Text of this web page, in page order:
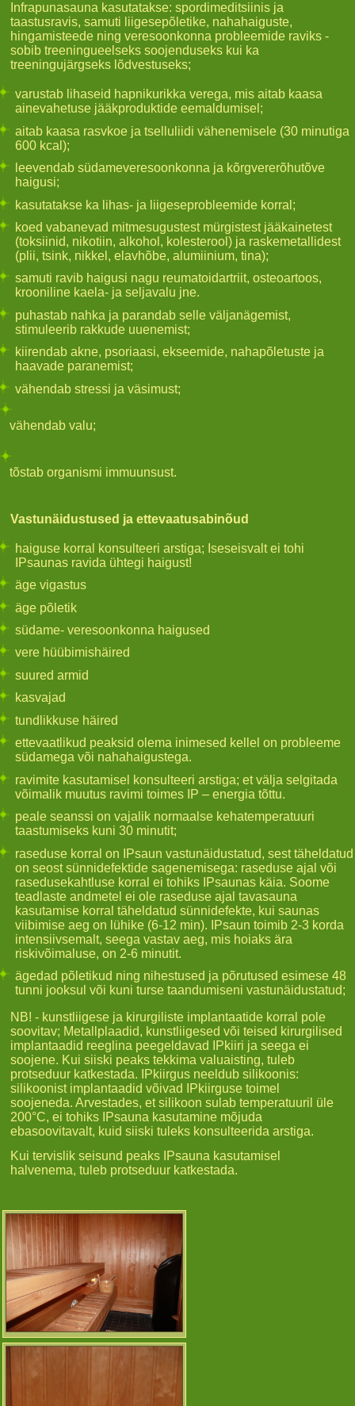
Infrapunasauna kasutatakse: spordimeditsiinis ja
taastusravis, samuti liigesepõletike, nahahaiguste,
hingamisteede ning veresoonkonna probleemide raviks -
sobib treeningueelseks soojenduseks kui ka
treeningujärgseks lõdvestuseks;
varustab lihaseid hapnikurikka verega, mis aitab kaasa
ainevahetuse jääkproduktide eemaldumisel;
aitab kaasa rasvkoe ja tselluliidi vähenemisele (30 minutiga
600 kcal);
leevendab südameveresoonkonna ja kõrgvererõhutõve
haigusi;
kasutatakse ka lihas- ja liigeseprobleemide korral;
koed vabanevad mitmesugustest mürgistest jääkainetest
(toksiinid, nikotiin, alkohol, kolesterool) ja raskemetallidest
(plii, tsink, nikkel, elavhõbe, alumiinium, tina);
samuti ravib haigusi nagu reumatoidartriit, osteoartoos,
krooniline kaela- ja seljavalu jne.
puhastab nahka ja parandab selle väljanägemist,
stimuleerib rakkude uuenemist;
kiirendab akne, psoriaasi, ekseemide, nahapõletuste ja
haavade paranemist;
vähendab stressi ja väsimust;
vähendab valu;
tõstab organismi immuunsust.
Vastunäidustused ja ettevaatusabinõud
haiguse korral konsulteeri arstiga; Iseseisvalt ei tohi
IPsaunas ravida ühtegi haigust!
äge vigastus
äge põletik
südame- veresoonkonna haigused
vere hüübimishäired
suured armid
kasvajad
tundlikkuse häired
ettevaatlikud peaksid olema inimesed kellel on probleeme
südamega või nahahaigustega.
ravimite kasutamisel konsulteeri arstiga; et välja selgitada
võimalik muutus ravimi toimes IP – energia tõttu.
peale seanssi on vajalik normaalse kehatemperatuuri
taastumiseks kuni 30 minutit;
raseduse korral on IPsaun vastunäidustatud, sest täheldatud
on seost sünnidefektide sagenemisega: raseduse ajal või
rasedusekahtluse korral ei tohiks IPsaunas käia. Soome
teadlaste andmetel ei ole raseduse ajal tavasauna
kasutamise korral täheldatud sünnidefekte, kui saunas
viibimise aeg on lühike (6-12 min). IPsaun toimib 2-3 korda
intensiivsemalt, seega vastav aeg, mis hoiaks ära
riskivõimaluse, on 2-6 minutit.
ägedad põletikud ning nihestused ja põrutused esimese 48
tunni jooksul või kuni turse taandumiseni vastunäidustatud;
NB! - kunstliigese ja kirurgiliste implantaatide korral pole
soovitav; Metallplaadid, kunstliigesed või teised kirurgilised
implantaadid reeglina peegeldavad IPkiiri ja seega ei
soojene. Kui siiski peaks tekkima valuaisting, tuleb
protseduur katkestada. IPkiirgus neeldub silikoonis:
silikoonist implantaadid võivad IPkiirguse toimel
soojeneda. Arvestades, et silikoon sulab temperatuuril üle
200°C, ei tohiks IPsauna kasutamine mõjuda
ebasoovitavalt, kuid siiski tuleks konsulteerida arstiga.
Kui tervislik seisund peaks IPsauna kasutamisel
halvenema, tuleb protseduur katkestada.